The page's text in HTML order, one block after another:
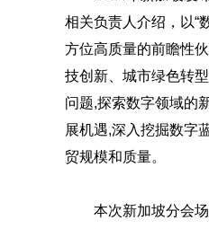
相关负责人介绍，以“
方位高质量的前瞻性
技创新、城市绿色转
问题,探索数字领域的
展机遇,深入挖掘数字
贸规模和质量。
本次新加坡分会场